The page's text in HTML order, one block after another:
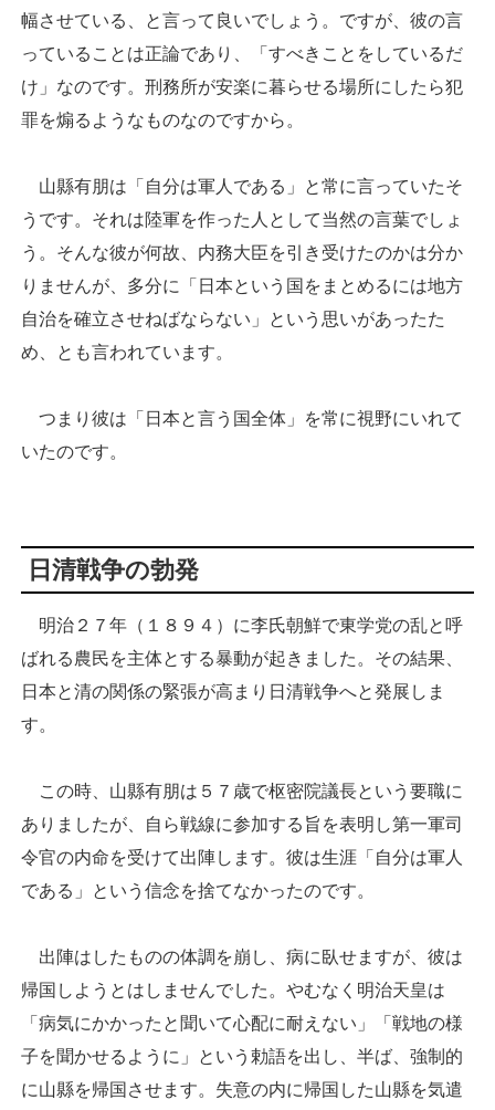
幅させている、と言って良いでしょう。ですが、彼の言
っていることは正論であり、「すべきことをしているだ
け」なのです。刑務所が安楽に暮らせる場所にしたら犯
罪を煽るようなものなのですから。
山縣有朋は「自分は軍人である」と常に言っていたそ
うです。それは陸軍を作った人として当然の言葉でしょ
う。そんな彼が何故、内務大臣を引き受けたのかは分か
りませんが、多分に「日本という国をまとめるには地方
自治を確立させねばならない」という思いがあったた
め、とも言われています。
つまり彼は「日本と言う国全体」を常に視野にいれて
いたのです。
日清戦争の勃発
明治２７年（１８９４）に李氏朝鮮で東学党の乱と呼
ばれる農民を主体とする暴動が起きました。その結果、
日本と清の関係の緊張が高まり日清戦争へと発展しま
す。
この時、山縣有朋は５７歳で枢密院議長という要職に
ありましたが、自ら戦線に参加する旨を表明し第一軍司
令官の内命を受けて出陣します。彼は生涯「自分は軍人
である」という信念を捨てなかったのです。
出陣はしたものの体調を崩し、病に臥せますが、彼は
帰国しようとはしませんでした。やむなく明治天皇は
「病気にかかったと聞いて心配に耐えない」「戦地の様
子を聞かせるように」という勅語を出し、半ば、強制的
に山縣を帰国させます。失意の内に帰国した山縣を気遣